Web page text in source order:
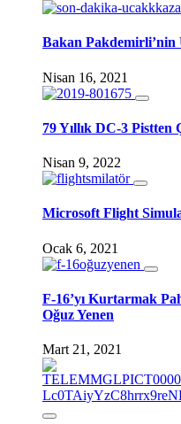
Bakan Pakdemirli’nin
Nisan 16, 2021
79 Yıllık DC-3 Pistten
Nisan 9, 2022
Microsoft Flight
Ocak 6, 2021
F-16’yı Kurtarmak
Oğuz Yenen
Mart 21, 2021